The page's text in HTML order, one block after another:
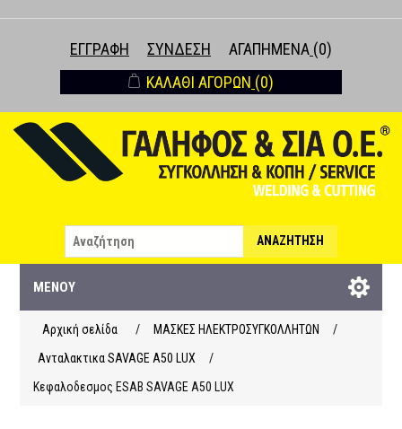
ΕΓΓΡΑΦΉ ΣΎΝΔΕΣΗ ΑΓΑΠΗΜΈΝΑ (0)
ΚΑΛΆΘΙ ΑΓΟΡΏΝ (0)
ΑΝΑΖΉΤΗΣΗ
ΜΕΝΟΎ
Αρχική σελίδα / ΜΑΣΚΕΣ ΗΛΕΚΤΡΟΣΥΓΚΟΛΛΗΤΩΝ
/
Ανταλακτικα SAVAGE A50 LUX
/
Κεφαλοδεσμος ESAB SAVAGE A50 LUX